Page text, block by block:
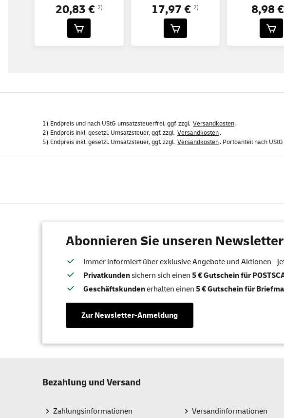
20,83 € 2) 17,97 €2) 8,98 €
1) Endpreis und nach UStG umsatzsteuerfrei, ggf. zzgl. Versandkosten.
2) Endpreis inkl. gesetzl. Umsatzsteuer, ggf. zzgl. Versandkosten.
5) Endpreis inkl. gesetzl. Umsatzsteuer, ggf. zzgl. Versandkosten. Portoanteil nach
Abonnieren Sie unseren Newsletter
Immer informiert über exklusive Angebote und Aktionen -
Privatkundensichern sich einen 5 € Gutschein für
Geschäftskundenerhalten einen 5 € Gutschein für
Zur Newsletter-Anmeldung
Bezahlung und Versand
Zahlungsinformationen Versandinformationen